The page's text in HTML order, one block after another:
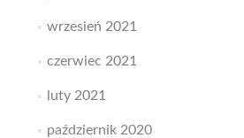
wrzesień 2021
czerwiec 2021
luty 2021
październik 2020